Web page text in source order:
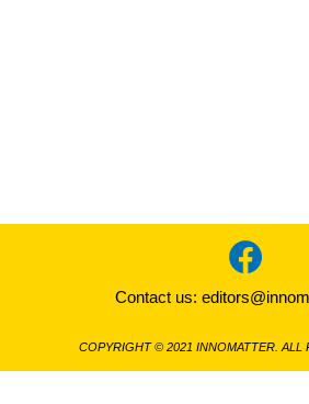
Contact us:
COPYRIGHT © 2021 INNOMATTER. ALL